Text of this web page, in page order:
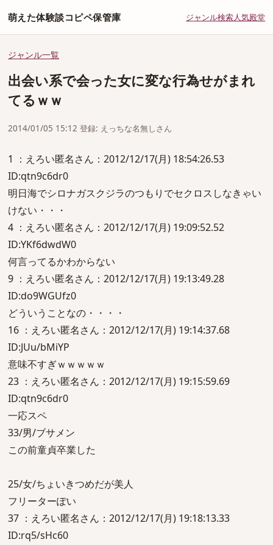
萌えた体験談コピペ保管庫 ジャンル検索人気殿堂
ジャンル一覧
出会い系で会った女に変な行為せがまれ
てるｗｗ
2014/01/05 15:12 登録: えっちな名無しさん
1 ：えろい匿名さん：2012/12/17(月) 18:54:26.53
ID:qtn9c6dr0
明日海でシロナガスクジラのつもりでセクロスしなきゃい
けない・・・
4 ：えろい匿名さん：2012/12/17(月) 19:09:52.52
ID:YKf6dwdW0
何言ってるかわからない
9 ：えろい匿名さん：2012/12/17(月) 19:13:49.28
ID:do9WGUfz0
どういうことなの・・・・
16 ：えろい匿名さん：2012/12/17(月) 19:14:37.68
ID:JUu/bMiYP
意味不すぎｗｗｗｗｗ
23 ：えろい匿名さん：2012/12/17(月) 19:15:59.69
ID:qtn9c6dr0
一応スペ
33/男/ブサメン
この前童貞卒業した
25/女/ちょいきつめだが美人
フリーターぽい
37 ：えろい匿名さん：2012/12/17(月) 19:18:13.33
ID:rq5/sHc60